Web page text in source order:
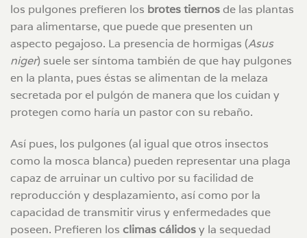
los pulgones prefieren los brotes tiernosde las plantas
para alimentarse, que puede que presenten un
aspecto pegajoso. La presencia de hormigas (Asus
niger) suele ser síntoma también de que hay pulgones
en la planta, pues éstas se alimentan de la melaza
secretada por el pulgón de manera que los cuidan y
protegen como haría un pastor con su rebaño.
Así pues, los pulgones (al igual que otros insectos
como la mosca blanca) pueden representar una plaga
capaz de arruinar un cultivo por su facilidad de
reproducción y desplazamiento, así como por la
capacidad de transmitir virus y enfermedades que
poseen. Prefieren los climas cálidosy la sequedad